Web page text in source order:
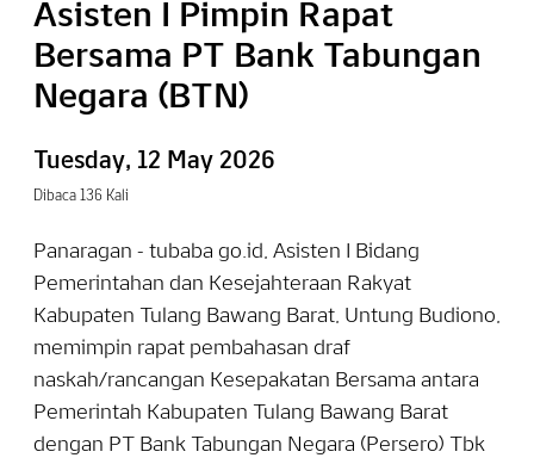
Asisten I Pimpin Rapat
Bersama PT Bank Tabungan
Negara (BTN)
Tuesday, 12 May 2026
Dibaca 136 Kali
Panaragan - tubaba go.id, Asisten I Bidang
Pemerintahan dan Kesejahteraan Rakyat
Kabupaten Tulang Bawang Barat, Untung Budiono,
memimpin rapat pembahasan draf
naskah/rancangan Kesepakatan Bersama antara
Pemerintah Kabupaten Tulang Bawang Barat
dengan PT Bank Tabungan Negara (Persero) Tbk